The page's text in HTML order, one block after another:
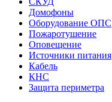
Домофоны
Оборудование ОПС
Пожаротушение
Оповещение
Источники питания
Кабель
КНС
Защита периметра